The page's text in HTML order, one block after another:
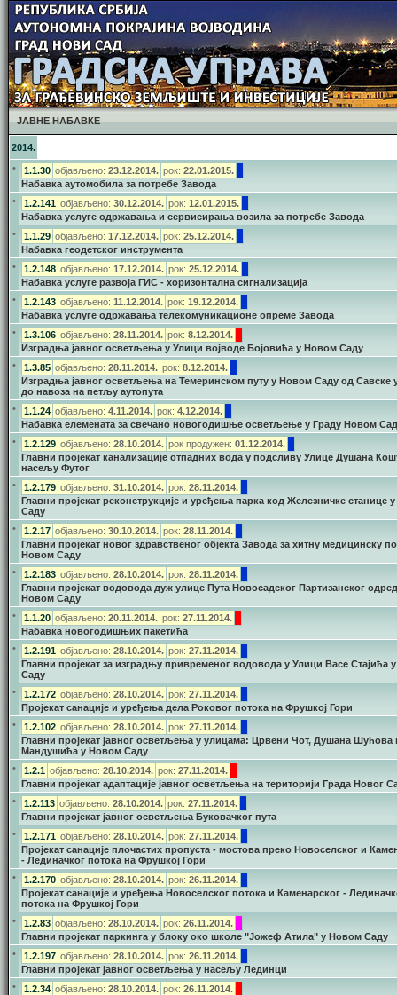
ЈАВНЕ НАБАВКЕ
2014.
•
1.1.30 објављено: 23.12.2014. рок: 22.01.2015.
Набавка аутомобила за потребе Завода
•
1.2.141 објављено: 30.12.2014. рок: 12.01.2015.
Набавка услуге одржавања и сервисирања возила за потребе Завода
•
1.1.29 објављено: 17.12.2014. рок: 25.12.2014.
Набавка геодетског инструмента
•
1.2.148 објављено: 17.12.2014. рок: 25.12.2014.
Набавка услуге развоја ГИС - хоризонтална сигнализација
•
1.2.143 објављено: 11.12.2014. рок: 19.12.2014.
Набавка услуге одржавања телекомуникационе опреме Завода
•
1.3.106 објављено: 28.11.2014. рок: 8.12.2014.
Изградња јавног осветљења у Улици војводе Бојовића у Новом Саду
•
1.3.85 објављено: 28.11.2014. рок: 8.12.2014.
Изградња јавног осветљења на Темеринском путу у Новом Саду од Савске
до навоза на петљу аутопута
•
1.1.24 објављено: 4.11.2014. рок: 4.12.2014.
Набавка елемената за свечано новогодишње осветљење у Граду Новом
•
1.2.129 објављено: 28.10.2014. рок продужен: 01.12.2014.
Главни пројекат канализације отпадних вода у подсливу Улице Душана
насељу Футог
•
1.2.179 објављено: 31.10.2014. рок: 28.11.2014.
Главни пројекат реконструкције и уређења парка код Железничке станице
Саду
•
1.2.17 објављено: 30.10.2014. рок: 28.11.2014.
Главни пројекат новог здравственог објекта Завода за хитну медицинску
Новом Саду
•
1.2.183 објављено: 28.10.2014. рок: 28.11.2014.
Главни пројекат водовода дуж улице Пута Новосадског Партизанског
Новом Саду
•
1.1.20 објављено: 20.11.2014. рок: 27.11.2014.
Набавка новогодишњих пакетића
•
1.2.191 објављено: 28.10.2014. рок: 27.11.2014.
Главни пројекат за изградњу привременог водовода у Улици Васе Стајића
Саду
•
1.2.172 објављено: 28.10.2014. рок: 27.11.2014.
Пројекат санације и уређења дела Роковог потока на Фрушкој Гори
•
1.2.102 објављено: 28.10.2014. рок: 27.11.2014.
Главни пројекат јавног осветљења у улицама: Црвени Чот, Душана Шућова
Мандушића у Новом Саду
•
1.2.1 објављено: 28.10.2014. рок: 27.11.2014.
Главни пројекат адаптације јавног осветљења на територији Града Новог
•
1.2.113 објављено: 28.10.2014. рок: 27.11.2014.
Главни пројекат јавног осветљења Буковачког пута
•
1.2.171 објављено: 28.10.2014. рок: 27.11.2014.
Пројекат санације плочастих пропуста - мостова преко Новоселског и
- Лединачког потока на Фрушкој Гори
•
1.2.170 објављено: 28.10.2014. рок: 26.11.2014.
Пројекат санације и уређења Новоселског потока и Каменарског -
потока на Фрушкој Гори
•
1.2.83 објављено: 28.10.2014. рок: 26.11.2014.
Главни пројекат паркинга у блоку око школе "Јожеф Атила" у Новом Саду
•
1.2.197 објављено: 28.10.2014. рок: 26.11.2014.
Главни пројекат јавног осветљења у насељу Лединци
•
1.2.34 објављено: 28.10.2014. рок: 26.11.2014.